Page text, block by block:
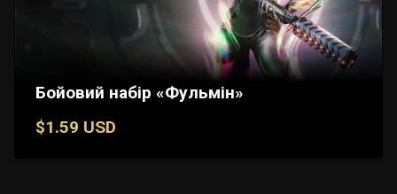
Бойовий набір «Фульмін»
$1.59 USD